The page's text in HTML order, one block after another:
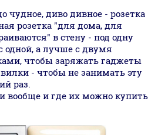
чудное, диво дивное - розетка
розетка "для дома, для
в стену - под одну
одной, а лучше с двумя
чтобы заряжать гаджеты
- чтобы не занимать эту
раз.
вообще и где их можно купить